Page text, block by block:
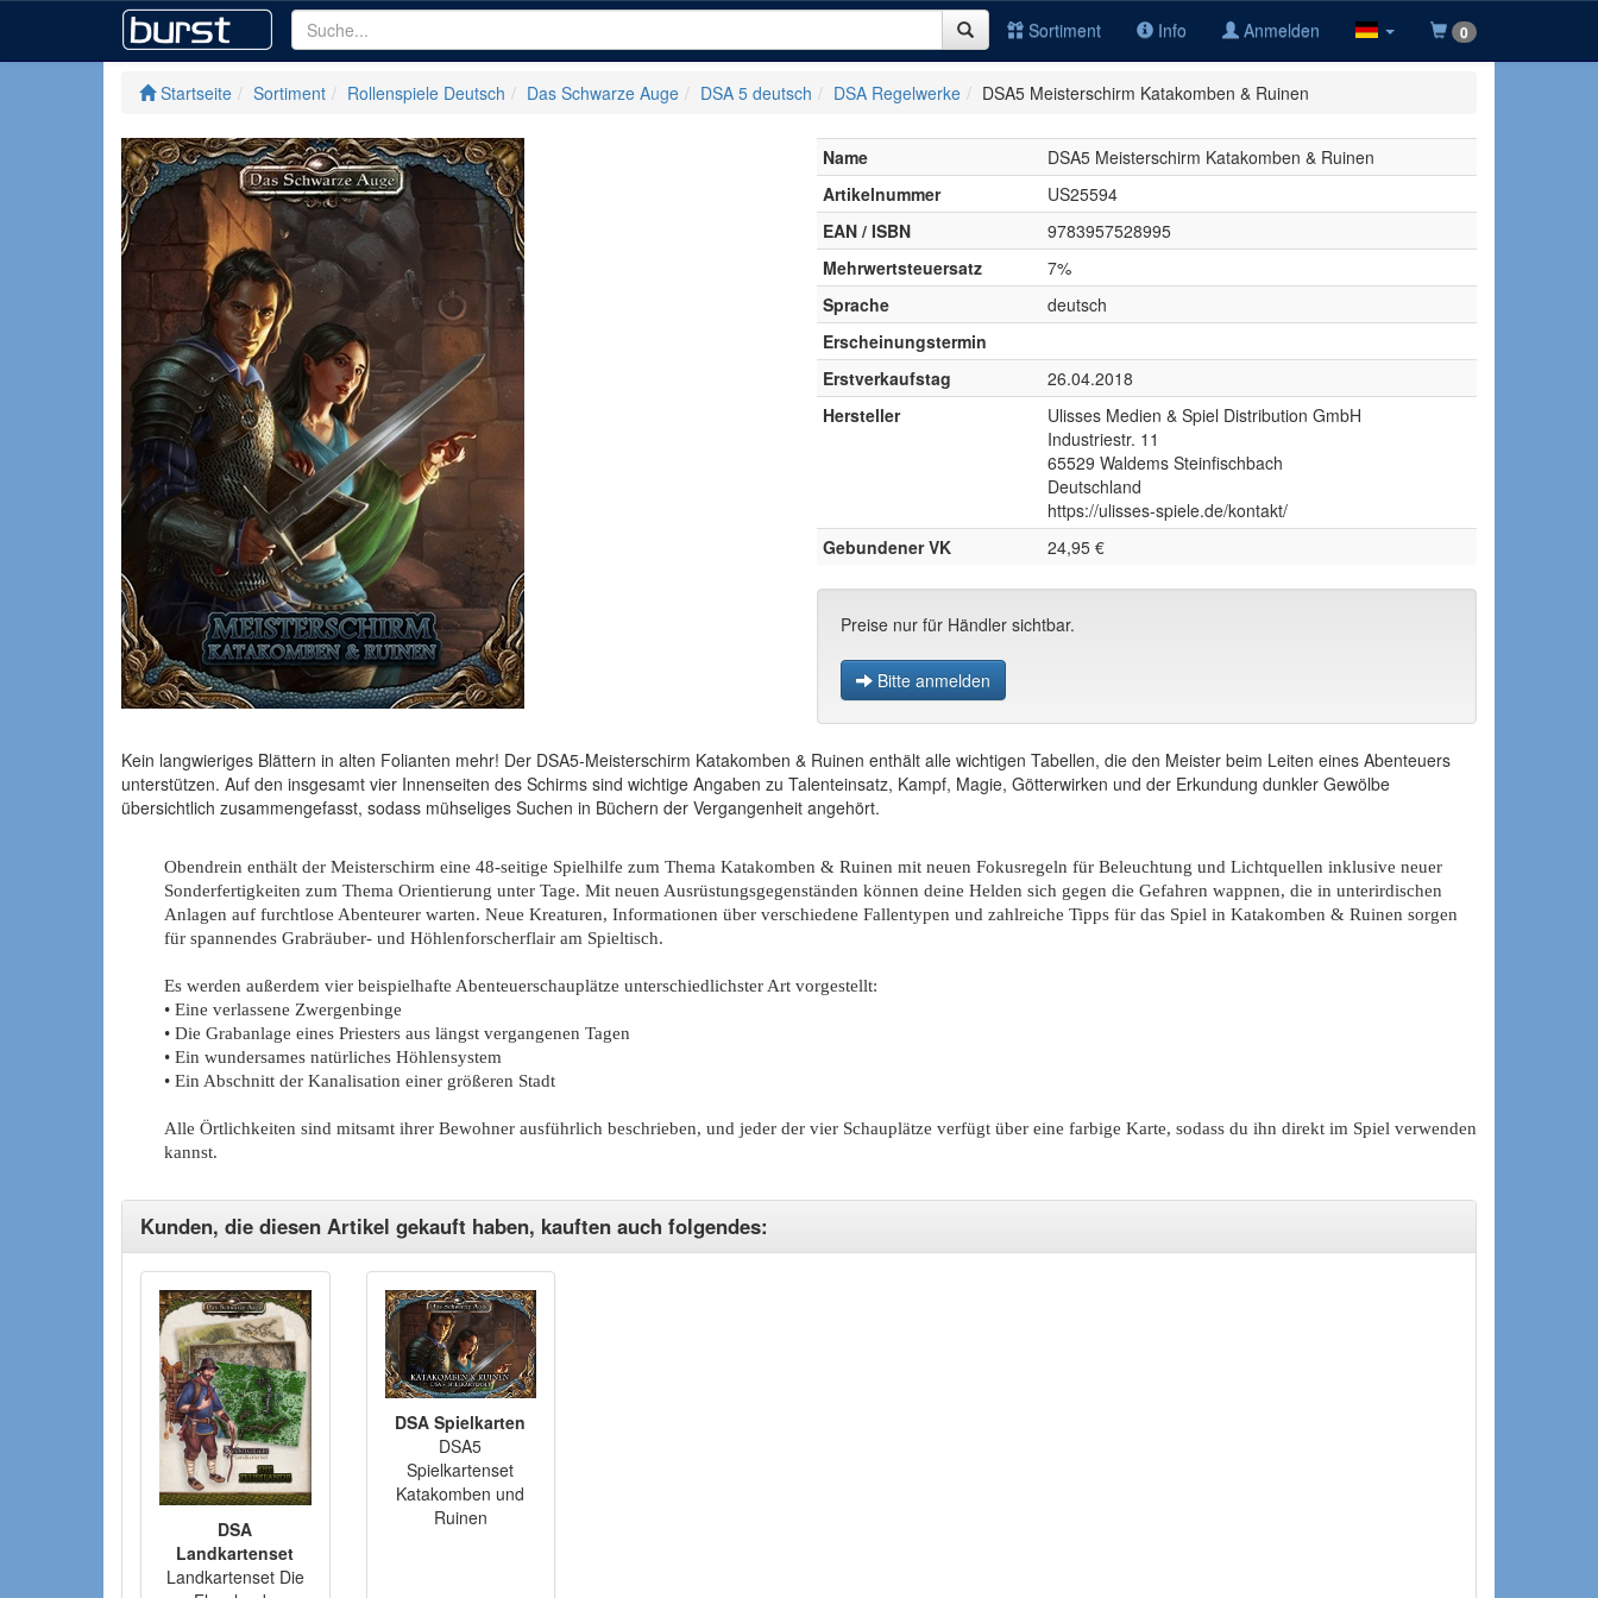
Sortiment Info Anmelden 0
Startseite Sortiment Rollenspiele Deutsch Das Schwarze Auge DSA 5 deutsch DSA Regelwerke DSA5 Meisterschirm Katakomben & Ruinen
Name
DSA5 Meisterschirm Katakomben & Ruinen
Artikelnummer
US25594
EAN / ISBN
9783957528995
Mehrwertsteuersatz
7%
Sprache
deutsch
Erscheinungstermin
Erstverkaufstag
26.04.2018
Hersteller
Ulisses Medien & Spiel Distribution GmbH
Industriestr. 11
65529 Waldems Steinfischbach
Deutschland
https://ulisses-spiele.de/kontakt/
Gebundener VK
24,95 €
Preise nur für Händler sichtbar.
Bitte anmelden
Kein langwieriges Blättern in alten Folianten mehr! Der DSA5-Meisterschirm Katakomben & Ruinen enthält alle wichtigen Tabellen, die den Meister beim Leiten eines Abenteuers
unterstützen. Auf den insgesamt vier Innenseiten des Schirms sind wichtige Angaben zu Talenteinsatz, Kampf, Magie, Götterwirken und der Erkundung dunkler Gewölbe
übersichtlich zusammengefasst, sodass mühseliges Suchen in Büchern der Vergangenheit angehört.
Obendrein enthält der Meisterschirm eine 48-seitige Spielhilfe zum Thema Katakomben & Ruinen mit neuen Fokusregeln für Beleuchtung und Lichtquellen inklusive neuer
Sonderfertigkeiten zum Thema Orientierung unter Tage. Mit neuen Ausrüstungsgegenständen können deine Helden sich gegen die Gefahren wappnen, die in unterirdischen
Anlagen auf furchtlose Abenteurer warten. Neue Kreaturen, Informationen über verschiedene Fallentypen und zahlreiche Tipps für das Spiel in Katakomben & Ruinen sorgen
für spannendes Grabräuber- und Höhlenforscherflair am Spieltisch.
Es werden außerdem vier beispielhafte Abenteuerschauplätze unterschiedlichster Art vorgestellt:
• Eine verlassene Zwergenbinge
• Die Grabanlage eines Priesters aus längst vergangenen Tagen
• Ein wundersames natürliches Höhlensystem
• Ein Abschnitt der Kanalisation einer größeren Stadt
Alle Örtlichkeiten sind mitsamt ihrer Bewohner ausführlich beschrieben, und jeder der vier Schauplätze verfügt über eine farbige Karte, sodass du ihn direkt im Spiel verwenden
kannst.
Kunden, die diesen Artikel gekauft haben, kauften auch folgendes:
DSA
Landkartenset
Landkartenset Die
DSA Spielkarten
DSA5
Spielkartenset
Katakomben und
Ruinen